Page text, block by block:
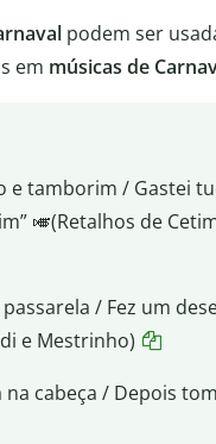
podem ser
em músicas de
e tamborim / Gastei
🎺(Retalhos de
/ Fez um
e Mestrinho)
cabeça / Depois